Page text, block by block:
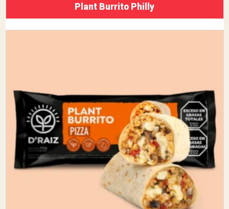
Plant Burrito Philly